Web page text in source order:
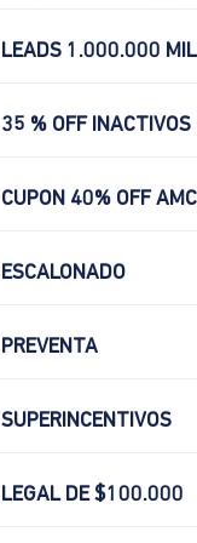
LEADS 1.000.000
35 % OFF INACTIVOS
CUPON 40% OFF
ESCALONADO
PREVENTA
SUPERINCENTIVOS
LEGAL DE $100.000